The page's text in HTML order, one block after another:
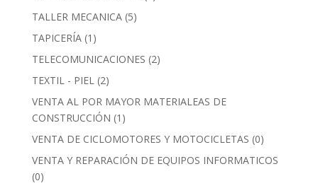
TALLER MECANICA(5)
TAPICERÍA(1)
TELECOMUNICACIONES (2)
TEXTIL - PIEL(2)
VENTA AL POR MAYOR MATERIALEAS DE
CONSTRUCCIÓN (1)
VENTA DE CICLOMOTORES Y MOTOCICLETAS (0)
VENTA Y REPARACIÓN DE EQUIPOS INFORMATICOS
(0)